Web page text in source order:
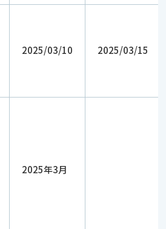
2025/03/10 2025/03/15
2025年3月